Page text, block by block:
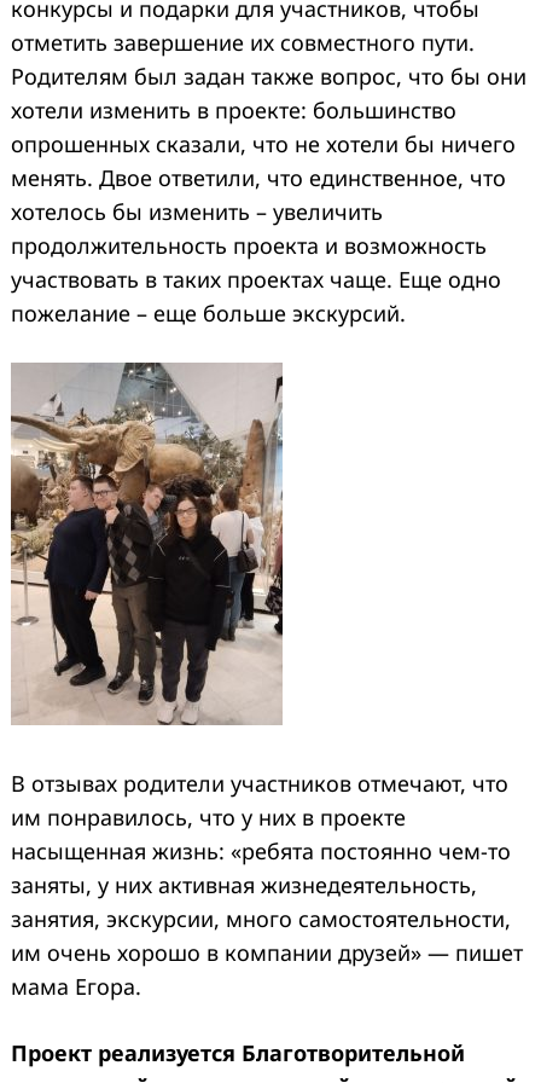
конкурсы и подарки для участников, чтобы
отметить завершение их совместного пути.
Родителям был задан также вопрос, что бы они
хотели изменить в проекте: большинство
опрошенных сказали, что не хотели бы ничего
менять. Двое ответили, что единственное, что
хотелось бы изменить – увеличить
продолжительность проекта и возможность
участвовать в таких проектах чаще. Еще одно
пожелание – еще больше экскурсий.
В отзывах родители участников отмечают, что
им понравилось, что у них в проекте
насыщенная жизнь: «ребята постоянно чем-то
заняты, у них активная жизнедеятельность,
занятия, экскурсии, много самостоятельности,
им очень хорошо в компании друзей» — пишет
мама Егора.
Проект реализуется Благотворительной